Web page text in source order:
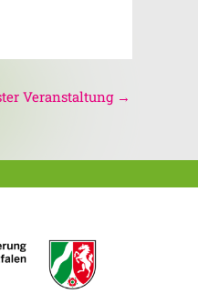
Veranstaltung →